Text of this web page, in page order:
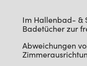
Im Hallenbad- &
Badetücher zur
Abweichungen